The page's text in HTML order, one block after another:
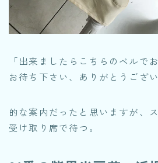
「出来ましたらこちらのベルで
お待ち下さい、ありがとうござい
的な案内だったと思いますが、
受け取り席で待つ。